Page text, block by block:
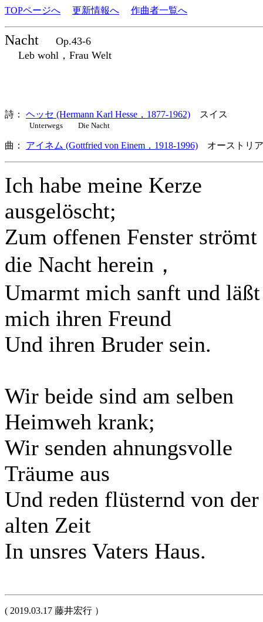
TOPページへ 更新情報へ 作曲者一覧へ
Nacht
Op.43-6
Leb wohl，Frau Welt
詩： ヘッセ (Hermann Karl Hesse，1877-1962) スイス
Unterwegs Die Nacht
曲： アイネム (Gottfried von Einem，1918-1996) オーストリ
Ich habe meine Kerze
ausgelöscht;
Zum offenen Fenster strömt
die Nacht herein，
Umarmt mich sanft und läßt
mich ihren Freund
Und ihren Bruder sein.
Wir beide sind am selben
Heimweh krank;
Wir senden ahnungsvolle
Träume aus
Und reden flüsternd von der
alten Zeit
In unsres Vaters Haus.
( 2019.03.17 藤井宏行 ）